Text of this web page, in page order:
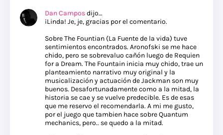
Dan Camposdijo…
¡Linda! Je, je, gracias por el comentario.
Sobre The Fountian (La Fuente de la vida) tuve
sentimientos encontrados. Aronofski se me hace
chido, pero se sobrevaluo cañón luego de Requien
for a Dream. The Fountain inicia muy chido, trae un
planteamiento narrativo muy original y la
musicalización y actuación de Jackman son muy
buenos. Desafortunadamente como a la mitad, la
historia se cae y se vuelve predecible. Es de esas
que me reservo el recomendarla. A mi me gusto,
por el juego que tambien hace sobre Quantum
mechanics, pero.. se quedo a la mitad.